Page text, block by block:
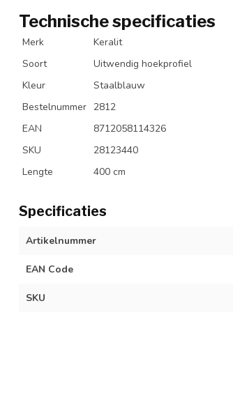
Technische specificaties
Merk
Keralit
Soort
Uitwendig hoekprofiel
Kleur
Staalblauw
Bestelnummer 2812
EAN
8712058114326
SKU
28123440
Lengte
400 cm
Specificaties
Artikelnummer
EAN Code
SKU